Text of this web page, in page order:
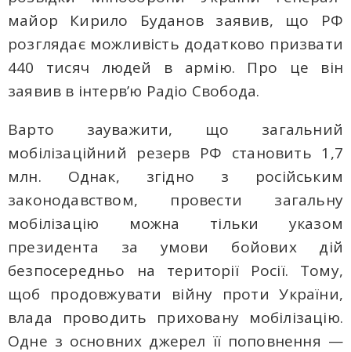
майор Кирило Буданов заявив, що РФ
розглядає можливість додатково призвати
440 тисяч людей в армію. Про це він
заявив в інтервʼю Радіо Свобода.
Варто зауважити, що загальний
мобілізаційний резерв РФ становить 1,7
млн. Однак, згідно з російським
законодавством, провести загальну
мобілізацію можна тільки указом
президента за умови бойових дій
безпосередньо на території Росії. Тому,
щоб продовжувати війну проти України,
влада проводить приховану мобілізацію.
Одне з основних джерел її поповнення —